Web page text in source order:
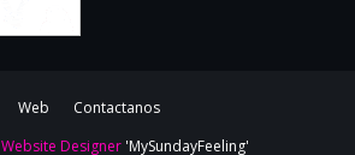
Web
Contactanos
Website Designer 'MySundayFeeling'